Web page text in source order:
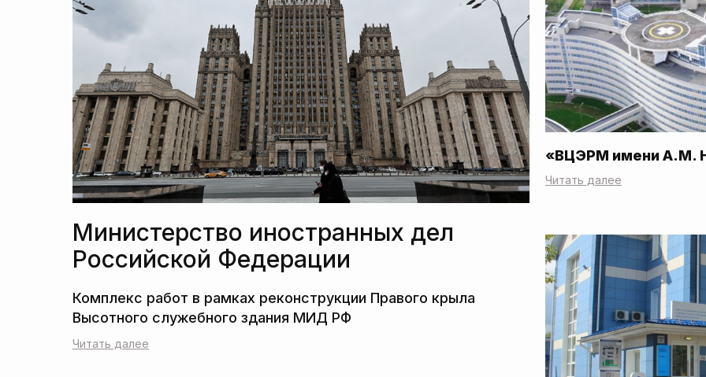
«ВЦЭРМ имени А.М.
Читать далее
Министерство иностранных дел
Российской Федерации
Читать далее